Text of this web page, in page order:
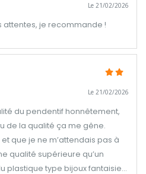
Le 21/02/2026
attentes, je recommande !
Le 21/02/2026
du pendentif honnêtement,
de la qualité ça me gêne.
que je ne m’attendais pas à
qualité supérieure qu’un
plastique type bijoux fantaisie…